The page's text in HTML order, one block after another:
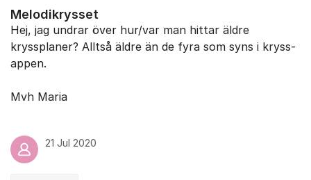
Melodikrysset
Hej, jag undrar över hur/var man hittar äldre
kryssplaner? Alltså äldre än de fyra som syns i kryss-
appen.
Mvh Maria
21 Jul 2020